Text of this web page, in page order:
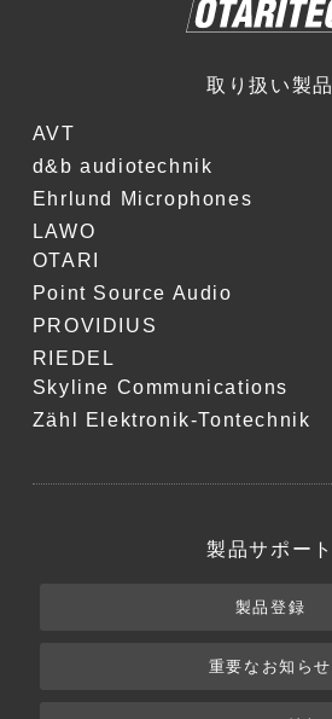
取り扱い製品
AVT
d&b audiotechnik
Ehrlund Microphones
LAWO
OTARI
Point Source Audio
PROVIDIUS
RIEDEL
Skyline Communications
Zähl Elektronik-Tontechnik
製品サポート
製品登録
重要なお知らせ